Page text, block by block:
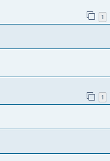
1
1